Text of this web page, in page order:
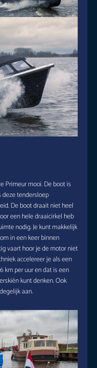
Primeur mooi. De boot is
deze tendersloep
De boot draait niet heel
een hele draaicirkel heb
nodig. Je kunt makkelijk
in een keer binnen
vaart hoor je de motor niet
accelereer je als een
km per uur en dat is een
kunt denken. Ook
aan.